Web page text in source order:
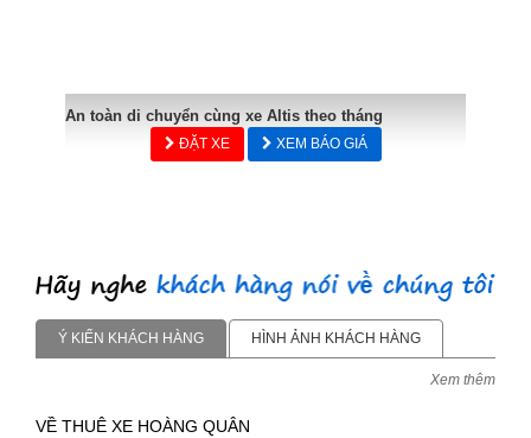
An toàn di chuyển cùng xe Altis theo tháng
ĐẶT XE XEM BÁO GIÁ
Ý KIẾN KHÁCH HÀNG HÌNH ẢNH KHÁCH HÀNG
Xem thêm
VỀ THUÊ XE HOÀNG QUÂN